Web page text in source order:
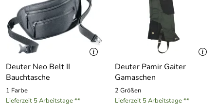
Deuter Neo Belt II
Bauchtasche
1 Farbe
Lieferzeit 5 Arbeitstage **
Deuter Pamir Gaiter
Gamaschen
2 Größen
Lieferzeit 5 Arbeitstage **